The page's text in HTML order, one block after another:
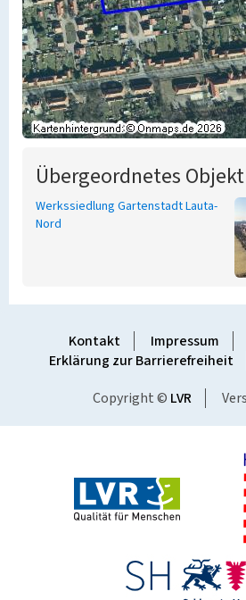
Übergeordnetes Objekt
Werkssiedlung Gartenstadt Lauta-
Nord
Kontakt Impressum
Erklärung zur Barrierefreiheit
Copyright © LVR